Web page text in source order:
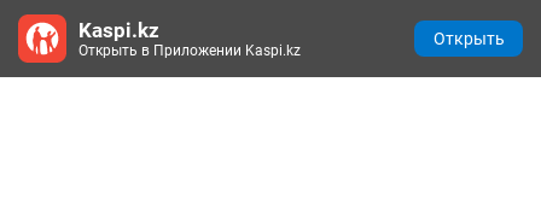
Kaspi.kz
Открыть в Приложении Kaspi.kz
Открыть